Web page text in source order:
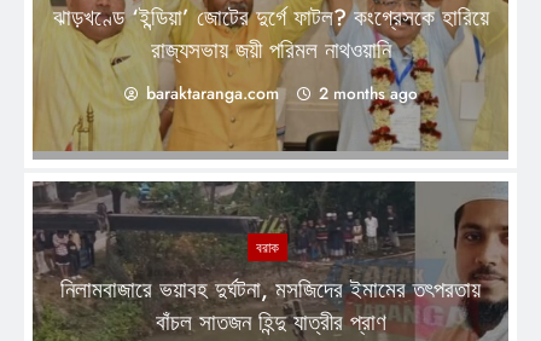
ঝাড়খণ্ডে ‘ইন্ডিয়া’ জোটের দুর্গে ফাটল? কংগ্রেসকে হারিয়ে
রাজ্যসভায় জয়ী পরিমল নাথওয়ানি
baraktaranga.com 2 months ago
বরাক
নিলামবাজারে ভয়াবহ দুর্ঘটনা, মসজিদের ইমামের তৎপরতায়
বাঁচল সাতজন হিন্দু যাত্রীর প্রাণ